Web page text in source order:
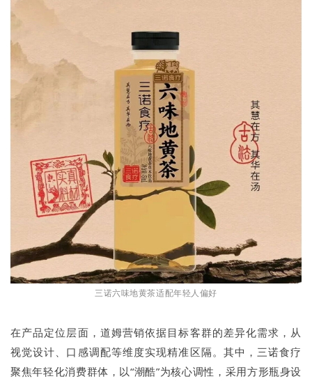
三诺六味地黄茶适配年轻人偏好
在产品定位层面，道姆营销依据目标客群的差异化需求，从
视觉设计、口感调配等维度实现精准区隔。其中，三诺食疗
聚焦年轻化消费群体，以“潮酷”为核心调性，采用方形瓶身设